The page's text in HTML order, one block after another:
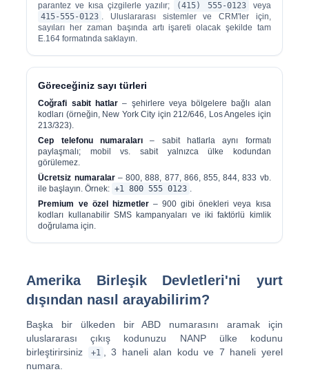
parantez ve kısa çizgilerle yazılır;
(415) 555-0123
veya
415-555-0123 . Uluslararası sistemler ve CRM'ler için,
sayıları her zaman başında artı işareti olacak şekilde tam
E.164 formatında saklayın.
Göreceğiniz sayı türleri
Coğrafi sabit hatlar– şehirlere veya bölgelere bağlı alan
kodları (örneğin, New York City için 212/646, Los Angeles için
213/323).
Cep telefonu numaraları – sabit hatlarla aynı formatı
paylaşmalı; mobil vs. sabit yalnızca ülke kodundan
görülemez.
Ücretsiz numaralar– 800, 888, 877, 866, 855, 844, 833 vb.
ile başlayın. Örnek: +1 800 555 0123 .
Premium ve özel hizmetler– 900 gibi önekleri veya kısa
kodları kullanabilir SMS kampanyaları ve iki faktörlü kimlik
doğrulama için.
Amerika Birleşik Devletleri'ni yurt
dışından nasıl arayabilirim?
Başka bir ülkeden bir ABD numarasını aramak için
uluslararası çıkış kodunuzu NANP ülke kodunu
birleştirirsiniz
+1
, 3 haneli alan kodu ve 7 haneli yerel
numara.